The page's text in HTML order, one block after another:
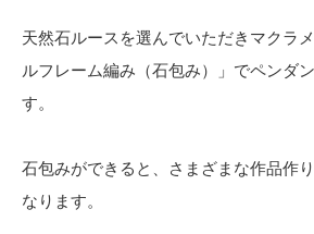
天然石ルースを選んでいただきマクラ
ルフレーム編み（石包み）」でペンダ
す。
石包みができると、さまざまな作品作
なります。